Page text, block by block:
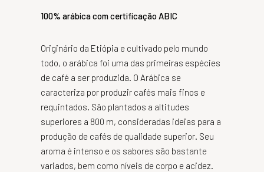
100% arábica com certificação ABIC
Originário da Etiópia e cultivado pelo mundo
todo, o arábica foi uma das primeiras espécies
de café a ser produzida. O Arábica se
caracteriza por produzir cafés mais finos e
requintados. São plantados a altitudes
superiores a 800 m, consideradas ideias para a
produção de cafés de qualidade superior. Seu
aroma é intenso e os sabores são bastante
variados, bem como níveis de corpo e acidez.